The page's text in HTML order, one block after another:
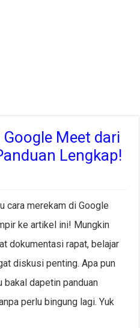
Meet dari
Lengkap!
cara merekam di Google
ke artikel ini! Mungkin
dokumentasi rapat, belajar
diskusi penting. Apa pun
bakal dapetin panduan
perlu bingung lagi. Yuk